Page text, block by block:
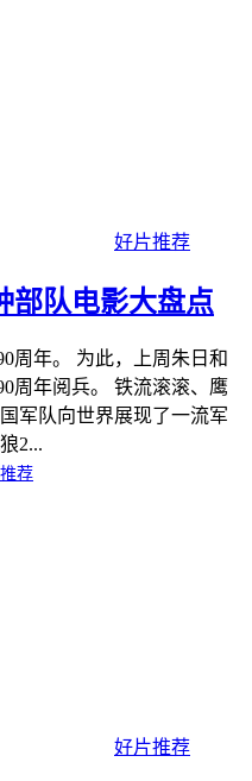
好片推荐
部队电影大盘点
周年。 为此，上周朱日和
周年阅兵。 铁流滚滚、鹰
军队向世界展现了一流军
2...
荐
好片推荐